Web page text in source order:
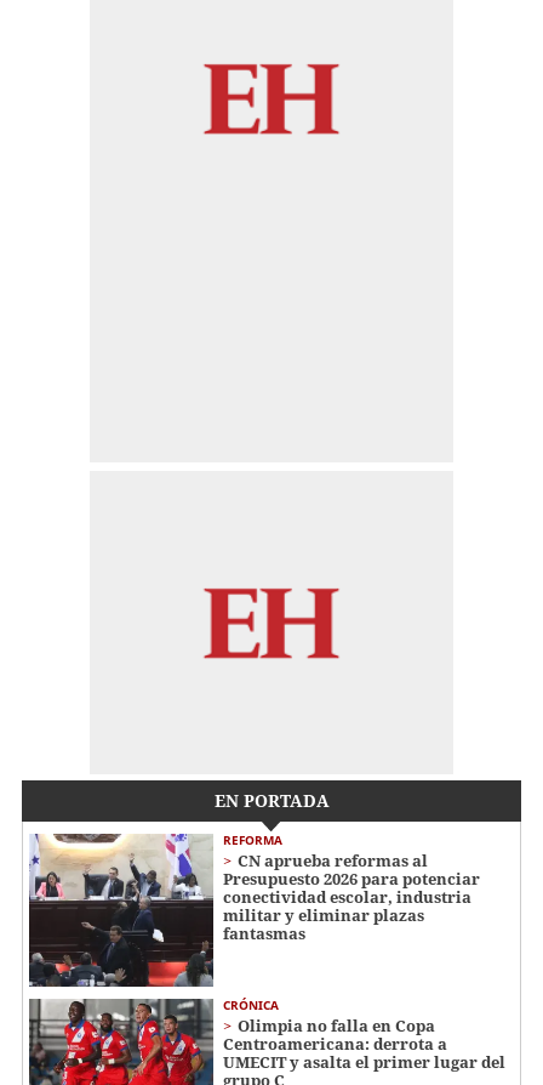
EN PORTADA
REFORMA
CN aprueba reformas al
Presupuesto 2026 para potenciar
conectividad escolar, industria
militar y eliminar plazas
fantasmas
CRÓNICA
Olimpia no falla en Copa
Centroamericana: derrota a
UMECIT y asalta el primer lugar del
grupo C